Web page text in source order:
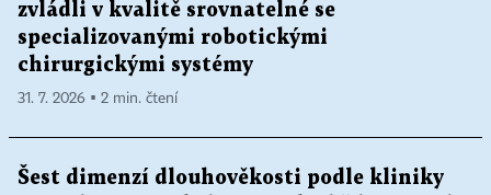
zvládli v kvalitě srovnatelné se
specializovanými robotickými
chirurgickými systémy
31. 7. 2026 ▪ 2 min. čtení
Šest dimenzí dlouhověkosti podle kliniky